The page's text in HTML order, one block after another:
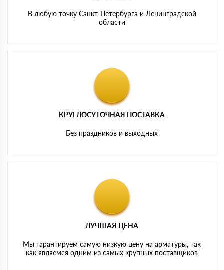
В любую точку Санкт-Петербурга и Ленинградской
области
КРУГЛОСУТОЧНАЯ ПОСТАВКА
Без праздников и выходных
ЛУЧШАЯ ЦЕНА
Мы гарантируем самую низкую цену на арматуры, так
как являемся одним из самых крупных поставщиков